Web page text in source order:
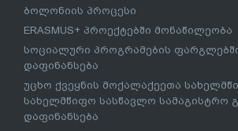
ბოლონიის პროცესი
ERASMUS+ პროექტებში მონაწილეობა
სოციალური პროგრამების
დაფინანსება
უცხო ქვეყნის მოქალაქეეთა
სახელმწიფო სასწავლო სამაგისტრო
დაფინანსება